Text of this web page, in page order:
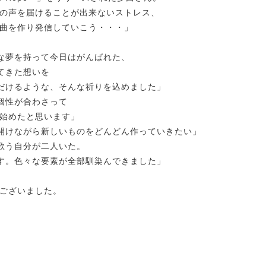
声を届けることが出来ないストレス、
を作り発信していこう・・・」
を持って今日はがんばれた、
た想いを
ような、そんな祈りを込めました」
性が合わさって
います」
ながら新しいものをどんどん作っていきたい」
自分が二人いた。
々な要素が全部馴染んできました」
ざいました。